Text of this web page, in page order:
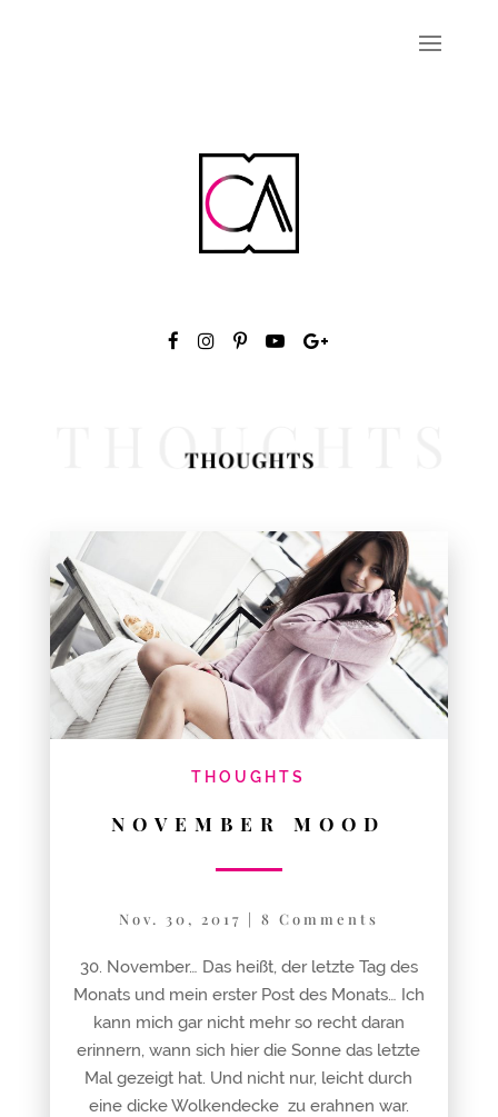
THOUGHTS
NOVEMBER MOOD
Nov. 30, 2017 | 8 Comments
30. November… Das heißt, der letzte Tag des
Monats und mein erster Post des Monats… Ich
kann mich gar nicht mehr so recht daran
erinnern, wann sich hier die Sonne das letzte
Mal gezeigt hat. Und nicht nur, leicht durch
eine dicke Wolkendecke zu erahnen war.